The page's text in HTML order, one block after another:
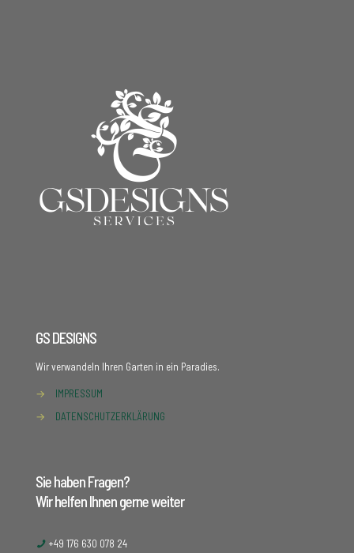
GS DESIGNS
Wir verwandeln Ihren Garten in ein Paradies.
→
IMPRESSUM
→
DATENSCHUTZERKLÄRUNG
Sie haben Fragen?
Wir helfen Ihnen gerne weiter
+49 176 630 078 24